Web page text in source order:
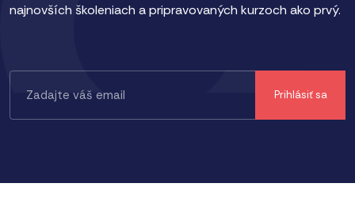
najnovších školeniach a pripravovaných kurzoch ako prvý.